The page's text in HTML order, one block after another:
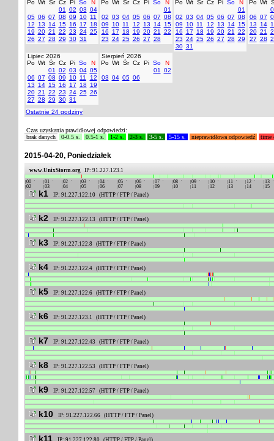
Po Wt Śr Cz Pi So
N
01
02 03 04
05 06 07 08 09 10 11
12
13 14 15 16 17
18
19 20 21 22 23 24 25
26 27 28 29 30 31
Po Wt Śr Cz Pi So
N
01
02 03 04 05 06 07 08
09
10 11 12 13 14 15
16
17 18 19 20 21
22
23 24 25 26 27 28
Po Wt Śr Cz Pi So
N
01
02 03 04 05 06 07 08
09
10 11 12 13 14 15
16
17 18 19 20 21
22
23 24 25 26 27 28 29
30 31
Po Wt
06 07
13
14
20 21
27 28
Lipiec 2026
Po Wt Śr Cz Pi So
N
01
02 03 04 05
06 07 08 09 10 11
12
13
14 15 16 17 18
19
20 21 22 23 24 25 26
27 28 29 30 31
Sierpień 2026
Po Wt Śr Cz Pi So
N
01
02
03 04 05 06
Ostatnie 24 godziny
Czas uzyskania prawidłowej odpowiedzi:
brak danych
0-0.5 s. 0.5-1 s. 1-2 s. 2-3 s. 3-5 s. 5-15 s. nieprawidłowa odpowiedź time
2015-04-20, Poniedziałek
www.UnixStorm.org IP: 91.227.123.1
k1 IP: 91.227.122.10 (HTTP / FTP / Panel)
k2 IP: 91.227.122.13 (HTTP / FTP / Panel)
k3 IP: 91.227.122.8 (HTTP / FTP / Panel)
k4 IP: 91.227.122.4 (HTTP / FTP / Panel)
k5 IP: 91.227.122.6 (HTTP / FTP / Panel)
k6 IP: 91.227.123.1 (HTTP / FTP / Panel)
k7 IP: 91.227.122.43 (HTTP / FTP / Panel)
k8 IP: 91.227.122.53 (HTTP / FTP / Panel)
k9 IP: 91.227.122.57 (HTTP / FTP / Panel)
k10 IP: 91.227.122.66 (HTTP / FTP / Panel)
k11 IP: 91.227.122.80 (HTTP / FTP / Panel)
00 01 02 03 04 05 06 07 08 09 10 11 12
13
02
03 04 05 06 07 08 09 10 11 12 13 14 15